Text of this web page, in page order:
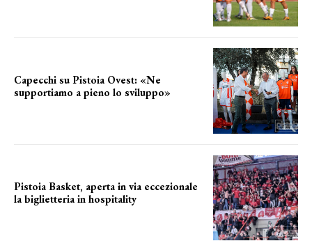
Capecchi su Pistoia Ovest: «Ne
supportiamo a pieno lo sviluppo»
Pistoia Basket, aperta in via eccezionale
la biglietteria in hospitality